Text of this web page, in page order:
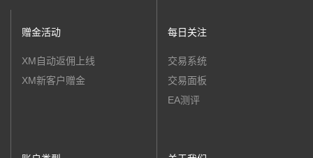
赠金活动
XM自动返佣上线
XM新客户赠金
每日关注
交易系统
交易面板
EA测评